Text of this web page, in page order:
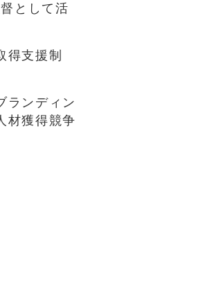
として活
得支援制
ランディン
材獲得競争